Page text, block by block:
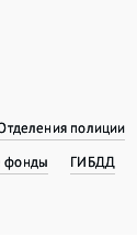
полиции
фонды
ГИБДД